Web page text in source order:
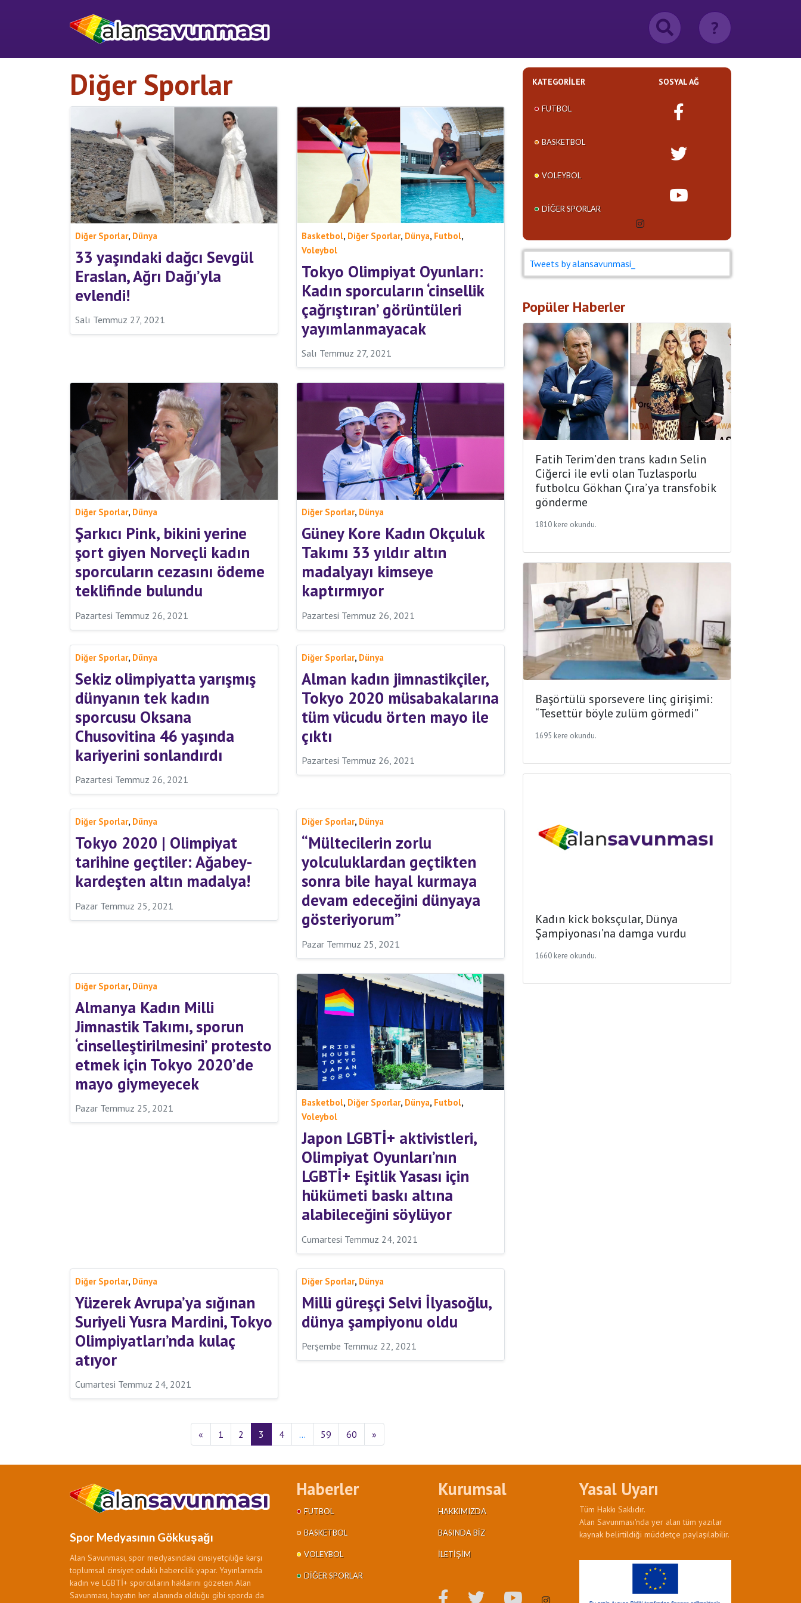
?
Diğer Sporlar
Diğer Sporlar, Dünya
33 yaşındaki dağcı Sevgül
Eraslan, Ağrı Dağı’yla
evlendi!
Salı Temmuz 27, 2021
Basketbol, Diğer Sporlar, Dünya, Futbol,
Voleybol
Tokyo Olimpiyat Oyunları:
Kadın sporcuların ‘cinsellik
çağrıştıran’ görüntüleri
yayımlanmayacak
Salı Temmuz 27, 2021
Diğer Sporlar, Dünya
Şarkıcı Pink, bikini yerine
şort giyen Norveçli kadın
sporcuların cezasını ödeme
teklifinde bulundu
Pazartesi Temmuz 26, 2021
Diğer Sporlar, Dünya
Güney Kore Kadın Okçuluk
Takımı 33 yıldır altın
madalyayı kimseye
kaptırmıyor
Pazartesi Temmuz 26, 2021
Diğer Sporlar, Dünya
Sekiz olimpiyatta yarışmış
dünyanın tek kadın
sporcusu Oksana
Chusovitina 46 yaşında
kariyerini sonlandırdı
Pazartesi Temmuz 26, 2021
Diğer Sporlar, Dünya
Alman kadın jimnastikçiler,
Tokyo 2020 müsabakalarına
tüm vücudu örten mayo ile
çıktı
Pazartesi Temmuz 26, 2021
Diğer Sporlar, Dünya
Tokyo 2020 | Olimpiyat
tarihine geçtiler: Ağabey-
kardeşten altın madalya!
Pazar Temmuz 25, 2021
Diğer Sporlar, Dünya
“Mültecilerin zorlu
yolculuklardan geçtikten
sonra bile hayal kurmaya
devam edeceğini dünyaya
gösteriyorum”
Pazar Temmuz 25, 2021
Diğer Sporlar, Dünya
Almanya Kadın Milli
Jimnastik Takımı, sporun
‘cinselleştirilmesini’ protesto
etmek için Tokyo 2020’de
mayo giymeyecek
Pazar Temmuz 25, 2021 Basketbol, Diğer Sporlar, Dünya, Futbol,
Voleybol
Japon LGBTİ+ aktivistleri,
Olimpiyat Oyunları’nın
LGBTİ+ Eşitlik Yasası için
hükümeti baskı altına
alabileceğini söylüyor
Cumartesi Temmuz 24, 2021
Diğer Sporlar, Dünya
Yüzerek Avrupa’ya sığınan
Suriyeli Yusra Mardini, Tokyo
Olimpiyatları’nda kulaç
atıyor
Cumartesi Temmuz 24, 2021
Diğer Sporlar, Dünya
Milli güreşçi Selvi İlyasoğlu,
dünya şampiyonu oldu
Perşembe Temmuz 22, 2021
« 1 2 3 4 … 59 60 »
KATEGORILER
FUTBOL
BASKETBOL
VOLEYBOL
DIĞER SPORLAR
SOSYAL AĞ
Tweets by alansavunmasi_
Popüler Haberler
Fatih Terim’den trans kadın Selin
Ciğerci ile evli olan Tuzlasporlu
futbolcu Gökhan Çıra’ya transfobik
gönderme
1810 kere okundu.
Başörtülü sporsevere linç girişimi:
“Tesettür böyle zulüm görmedi”
1695 kere okundu.
Kadın kick boksçular, Dünya
Şampiyonası’na damga vurdu
1660 kere okundu.
Spor Medyasının Gökkuşağı
Alan Savunması, spor medyasındaki cinsiyetçiliğe karşı
toplumsal cinsiyet odaklı habercilik yapar. Yayınlarında
kadın ve LGBTİ+ sporcuların haklarını gözeten Alan
Savunması, hayatın her alanında olduğu gibi sporda da
Haberler
FUTBOL
BASKETBOL
VOLEYBOL
DIĞER SPORLAR
Kurumsal
HAKKIMIZDA
BASINDA BIZ
İLETIŞIM
Yasal Uyarı
Tüm Hakkı Saklıdır.
Alan Savunması'nda yer alan tüm yazılar
kaynak belirtildiği müddetçe paylaşılabilir.